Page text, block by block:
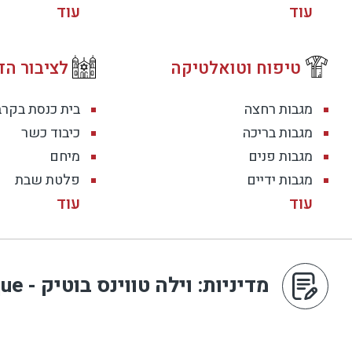
טיפוח וטואלטיקה
מגבות רחצה
מגבות בריכה
מגבות פנים
מגבות ידיים
לציבור
בית כנסת
כיבוד כשר
מיחם
פלטת שבת
מדיניות: וילה טווינס בוטיק - Twins Boutique